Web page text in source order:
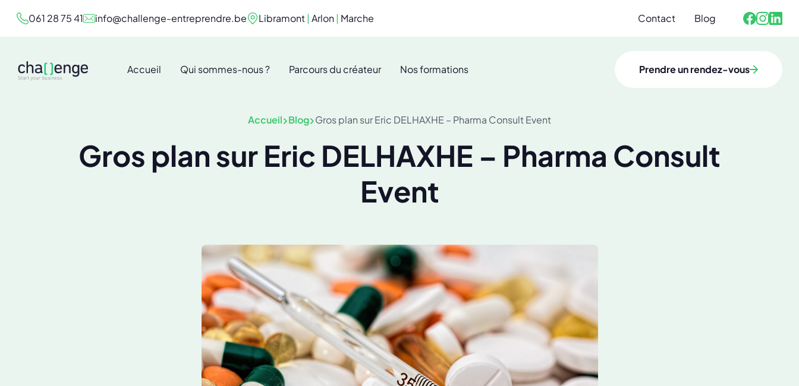
061 28 75 41 info@challenge-entreprendre.be Libramont| Arlon| Marche Contact
Blog
Accueil Qui sommes-nous ? Parcours du créateur Nos formations Prendre un rendez-vous
Accueil Blog Gros plan sur Eric DELHAXHE – Pharma Consult Event
Gros plan sur Eric DELHAXHE – Pharma Consult
Event